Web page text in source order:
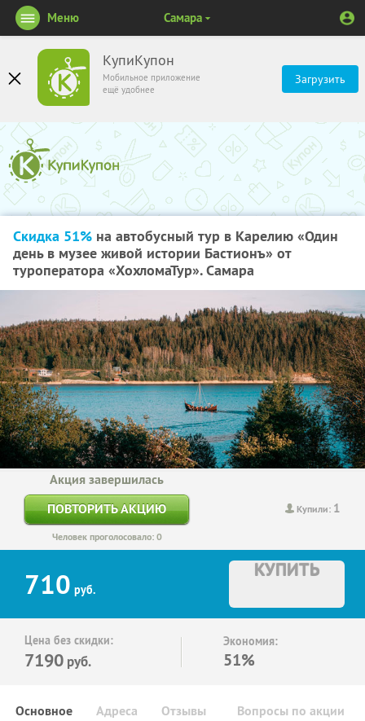
КупиКупон
Мобильное приложение
ещё удобнее
Загрузить
Меню Самара
Скидка 51% на автобусный тур в Карелию «Один
день в музее живой истории Бастионъ» от
туроператора «ХохломаТур». Самара
Купили: 1
Акция завершилась
ПОВТОРИТЬ АКЦИЮ
Человек проголосовало: 0
710 руб.
КУПИТЬ
Цена без скидки:
7190 руб.
Экономия:
51%
Основное Отзывы Вопросы по акции
Адреса